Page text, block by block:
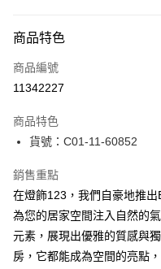
信用卡一次付款
LINE Pay
街口支付
悠遊付
Google Pay
全盈+PAY
AFTEE先享後付
商品特色
商品編號
11342227
商品特色
貨號：C01-11-60852
銷售重點
在燈飾123，我們自豪地推
為您的居家空間注入自然的
元素，展現出優雅的質感與
房，它都能成為空間的亮點